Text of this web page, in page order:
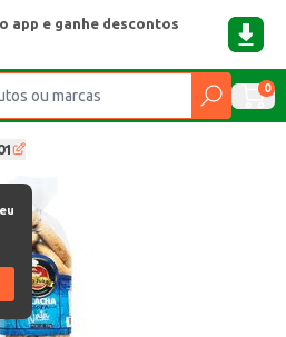
app e ganhe descontos
0